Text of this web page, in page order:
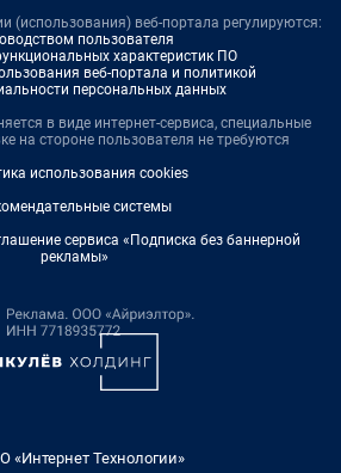
(использования) веб-портала регулируются:
пользователя
характеристик ПО
веб-портала и политикой
персональных данных
в виде интернет-сервиса, специальные
на стороне пользователя не требуются
использования cookies
системы
сервиса «Подписка без баннерной
рекламы»
«Интернет Технологии»